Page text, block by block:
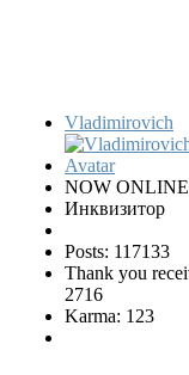
Vladimirovich
NOW ONLINE
Инквизитор
Posts: 117133
Thank you
2716
Karma: 123